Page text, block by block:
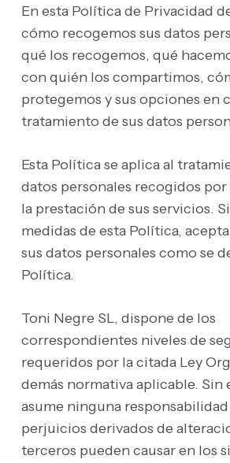
En esta Política de Privacidad
cómo recogemos sus datos
qué los recogemos, qué
con quién los compartimos,
protegemos y sus opciones en
tratamiento de sus datos
Esta Política se aplica al
datos personales recogidos por
la prestación de sus servicios.
medidas de esta Política,
sus datos personales como se
Política.
Toni Negre SL, dispone de los
correspondientes niveles de
requeridos por la citada Ley
demás normativa aplicable. Sin
asume ninguna
perjuicios derivados de
terceros pueden causar en los